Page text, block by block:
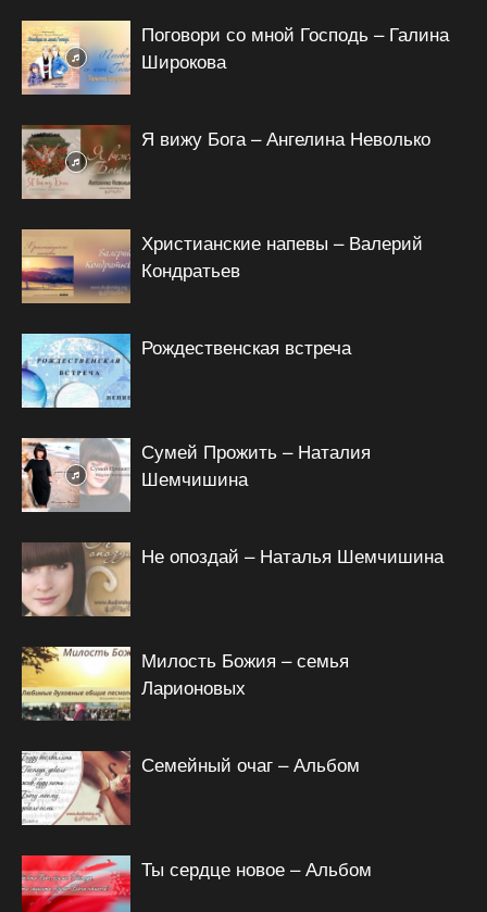
Поговори со мной Господь – Галина
Широкова
Я вижу Бога – Ангелина Неволько
Христианские напевы – Валерий
Кондратьев
Рождественская встреча
Сумей Прожить – Наталия
Шемчишина
Не опоздай – Наталья Шемчишина
Милость Божия – семья
Ларионовых
Семейный очаг – Альбом
Ты сердце новое – Альбом